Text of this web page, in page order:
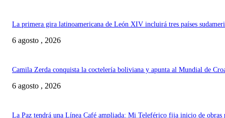
La primera gira latinoamericana de León XIV incluirá tres países
6 agosto , 2026
Camila Zerda conquista la coctelería boliviana y apunta al Mundial de
6 agosto , 2026
La Paz tendrá una Línea Café ampliada: Mi Teleférico fija inicio de obras